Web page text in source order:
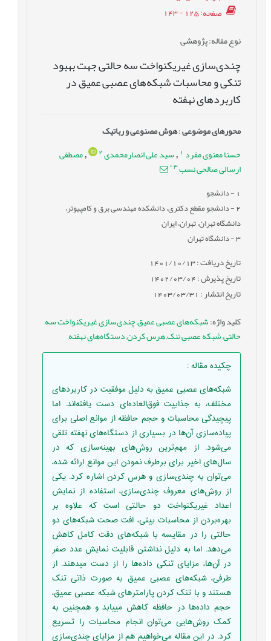
صفحه: 125 - 143
نوع مقاله: پژوهشی
چندی‌سازی غیریکنواخت سه حالتی جهت بهبود
تنکی و محاسبات شبکه‌های عصبی عمیق در
کاربردهای نهفته
محورهای موضوعی:هوش مصنوعی و رباتیک
حسنا معنوی مفرد , سید علی انصارمحمدی 2
,مصطفی
ارسالی صالحی نسب3
*
- دانشجو
2- دانشجو مقطع دکتری، دانشکده مهندسی برق و کامپیوتر،
دانشگاه تهران، تهران، ایران
3- دانشگاه تهران
تاریخ دریافت : 1401/10/13
تاریخ پذیرش : 1402/03/04
تاریخ انتشار : 1403/03/31
کلید واژه:شبکه‌های عصبی عمیق,چندی‌سازی غیریکنواخت سه
حالتی,شبکه عصبی تنک,هرس کردن,دستگاه‌های نهفته,
چکیده مقاله:
شبکه‌های عصبی عمیق به دلیل موفقیت در کاربردهای
مختلف، به جذابیت فوق‌العاده‌ای دست یافته‌اند. اما
پیچیدگی محاسبات و حجم حافظه از موانع اصلی برای
پیاده‌سازی آن‌ها در بسیاری از دستگاه‌های نهفته تلقی
می‌شود. از مهم‌ترین روش‌های بهینه‌سازی که در
سال‌های اخیر برای برطرف نمودن این موانع ارائه شده،
می‌توان به چندی‌سازی‌ و هرس کردن اشاره کرد. یکی
از روش‌های معروف چندی‌سازی، استفاده از نمایش
اعداد غیریکنواخت دو حالتی است که علاوه بر
بهره‌بردن از محاسبات بیتی، افت صحت شبکه‌های دو
حالتی را در مقایسه با شبکه‌های دقت کامل کاهش
می‌دهد. اما به دلیل نداشتن قابلیت نمایش عدد صفر
در آن‌ها، مزایای تنکی داده‌ها را از دست میدهند. از
طرفی، شبکه‌های عصبی عمیق به صورت ذاتی تنک
هستند و با تنک کردن پارامترهای شبکه عصبی عمیق،
حجم داده‌ها در حافظه کاهش مییابد و همچنین به
کمک روش‌هایی می‌توان انجام محاسبات را تسریع
کرد. در این مقاله می‌خواهیم هم از مزایای چندی‌سازی